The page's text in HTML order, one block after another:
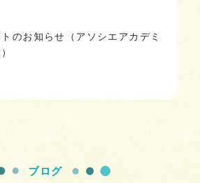
のお知らせ（アソシエアカデミ
ブログ